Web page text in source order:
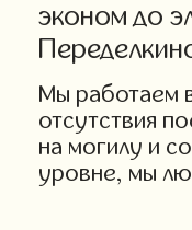
эконом до
Мы работаем
отсутствия
на могилу и
уровне, мы